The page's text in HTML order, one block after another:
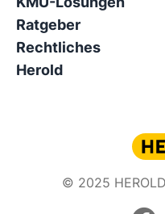
Ratgeber
Rechtliches
Herold
© 2025